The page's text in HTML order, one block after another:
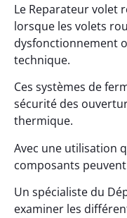
Le Reparateur volet
lorsque les volets
dysfonctionnement
technique.
Ces systèmes de
sécurité des
thermique.
Avec une utilisation
composants
Un spécialiste du
examiner les